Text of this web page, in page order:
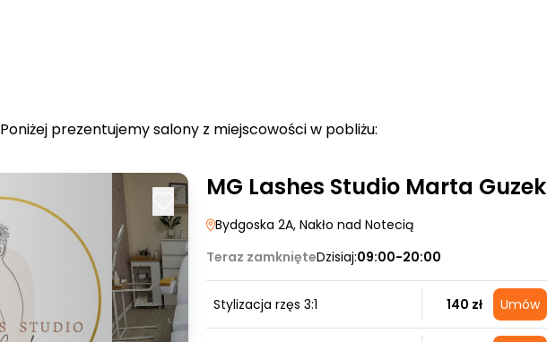
Poniżej prezentujemy salony z miejscowości w pobliżu:
MG Lashes Studio Marta Guzek
Bydgoska 2A, Nakło nad Notecią
Teraz zamknięteDzisiaj:09:00-20:00
Stylizacja rzęs 3:1 140 zł Umów